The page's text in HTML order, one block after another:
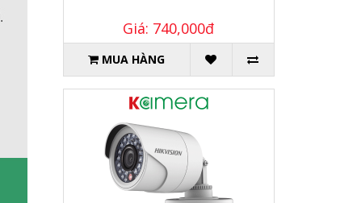
Giá: 740,000đ
MUA HÀNG